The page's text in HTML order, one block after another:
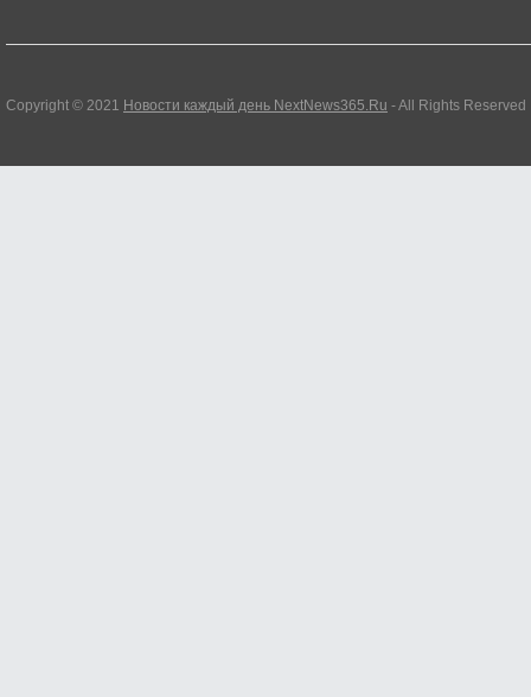
Copyright © 2021 Новости каждый день NextNews365.Ru - All Rights Reserved